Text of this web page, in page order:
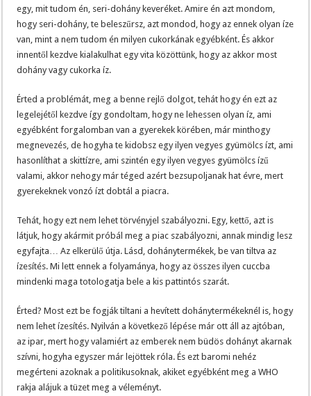
egy, mit tudom én, seri-dohány keveréket. Amire én azt mondom,
hogy seri-dohány, te beleszűrsz, azt mondod, hogy az ennek olyan íze
van, mint a nem tudom én milyen cukorkának egyébként. És akkor
innentől kezdve kialakulhat egy vita közöttünk, hogy az akkor most
dohány vagy cukorka íz.
Érted a problémát, meg a benne rejlő dolgot, tehát hogy én ezt az
legelejétől kezdve így gondoltam, hogy ne lehessen olyan íz, ami
egyébként forgalomban van a gyerekek körében, már minthogy
megnevezés, de hogyha te kidobsz egy ilyen vegyes gyümölcs ízt, ami
hasonlíthat a skittízre, ami szintén egy ilyen vegyes gyümölcs ízű
valami, akkor nehogy már téged azért bezsupoljanak hat évre, mert
gyerekeknek vonzó ízt dobtál a piacra.
Tehát, hogy ezt nem lehet törvényjel szabályozni. Egy, kettő, azt is
látjuk, hogy akármit próbál meg a piac szabályozni, annak mindig lesz
egyfajta… Az elkerülő útja. Lásd, dohánytermékek, be van tiltva az
ízesítés. Mi lett ennek a folyamánya, hogy az összes ilyen cuccba
mindenki maga totologatja bele a kis pattintós szarát.
Érted? Most ezt be fogják tiltani a hevített dohánytermékeknél is, hogy
nem lehet ízesítés. Nyilván a következő lépése már ott áll az ajtóban,
az ipar, mert hogy valamiért az emberek nem büdös dohányt akarnak
szívni, hogyha egyszer már lejöttek róla. És ezt baromi nehéz
megérteni azoknak a politikusoknak, akiket egyébként meg a WHO
rakja alájuk a tüzet meg a véleményt.